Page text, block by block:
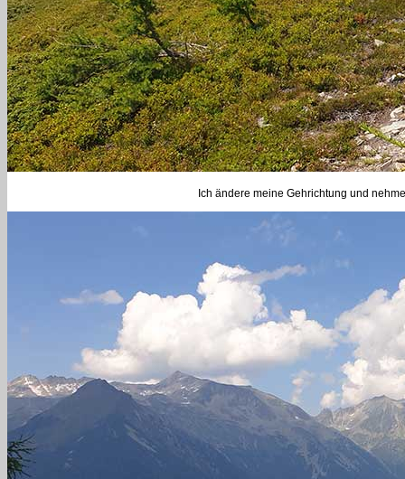
Ich ändere meine Gehrichtung und